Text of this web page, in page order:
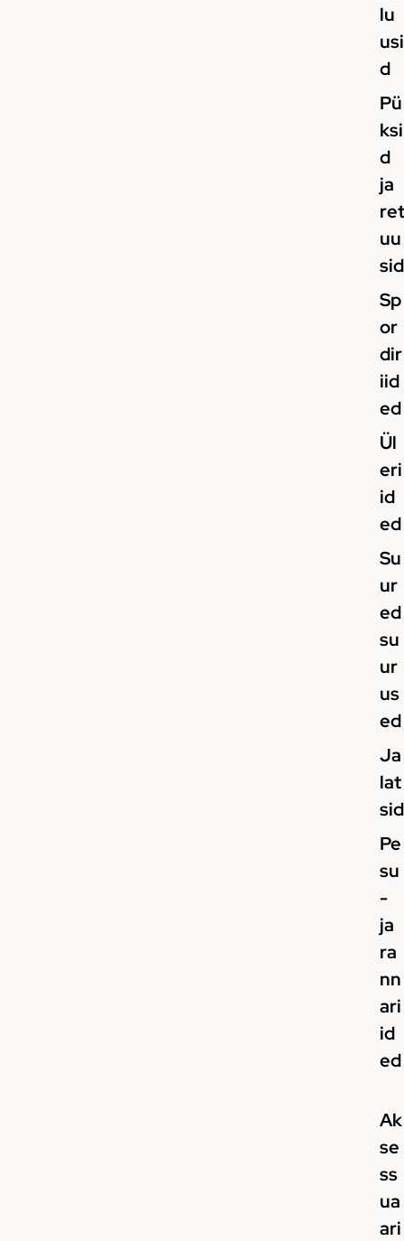
lu
usi
d
Pü
ksi
d
ja
ret
uu
sid
Sp
or
dir
iid
ed
Ül
eri
id
ed
Su
ur
ed
su
ur
us
ed
Ja
lat
sid
Pe
su
-
ja
ra
nn
ari
id
ed
Ak
se
ss
ua
ari